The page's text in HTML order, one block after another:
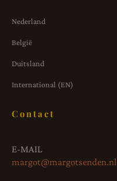
Nederland
België
Duitsland
International (EN)
Contact
E-MAIL
margot@margotsenden.nl